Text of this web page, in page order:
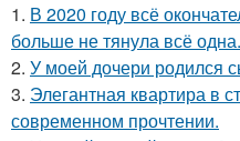
1. В 2020 году всё
больше не тянула всё одна.
2. У моей дочери родился
3. Элегантная квартира в
современном прочтении.